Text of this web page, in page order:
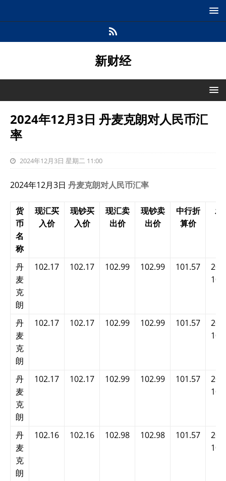
新财经
2024年12月3日 丹麦克朗对人民币汇
率
2024年12月3日 星期二 11:00
2024年12月3日 丹麦克朗对人民币汇率
货
币
名
称
现汇买
入价
现钞买
入价
现汇卖
出价
现钞卖
出价
中行折
算价
发
丹
麦
克
朗
102.17 102.17 102.99 102.99 101.57
丹
麦
克
朗
102.17 102.17 102.99 102.99 101.57
丹
麦
克
朗
102.17 102.17 102.99 102.99 101.57
丹
麦
克
朗
102.16 102.16 102.98 102.98 101.57